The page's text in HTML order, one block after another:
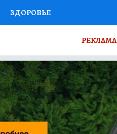
ЗДОРОВЬЕ
ПУТЕВОДИТЕЛЬ
ТУРИЗМ
ВСЕ О КП РАДИО КП
РЕКЛАМА